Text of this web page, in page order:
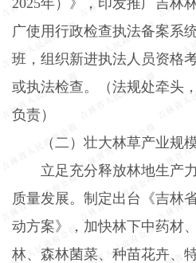
广使用行政检查执法备案系
班，组织新进执法人员资格
或执法检查。（法规处牵头
负责）
（二）壮大林草产业规
立足充分释放林地生产
质量发展。制定出台《吉林
动方案》，加快林下中药材
林、森林菌菜、种苗花卉、